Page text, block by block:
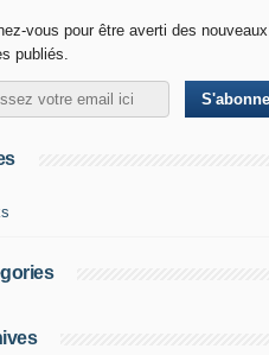
vous pour être averti des nouveaux
publiés.